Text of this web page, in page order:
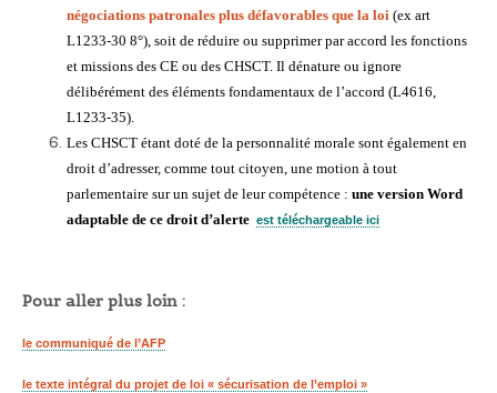
négociations patronales plus défavorables que la loi (ex art
L1233-30 8°), soit de réduire ou supprimer par accord les fonctions
et missions des CE ou des CHSCT. Il dénature ou ignore
délibérément des éléments fondamentaux de l’accord (L4616,
L1233-35).
Les CHSCT étant doté de la personnalité morale sont également en
droit d’adresser, comme tout citoyen, une motion à tout
parlementaire sur un sujet de leur compétence : une version Word
adaptable de ce droit d’alerte est téléchargeable ici
Pour aller plus loin :
le communiqué de l’AFP
le texte intégral du projet de loi « sécurisation de l’emploi »